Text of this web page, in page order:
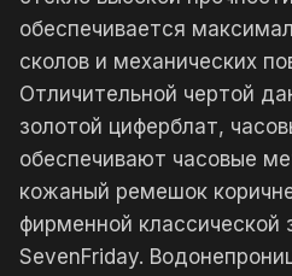
обеспечивается
сколов и механических
Отличительной чертой
золотой циферблат,
обеспечивают часовые
кожаный ремешок
фирменной классической
SevenFriday.